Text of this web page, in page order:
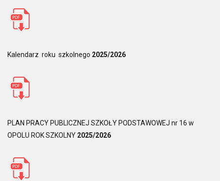
Kalendarz roku szkolnego 2025/2026
PLAN PRACY PUBLICZNEJ SZKOŁY PODSTAWOWEJ nr 16 w
OPOLU ROK SZKOLNY 2025/2026